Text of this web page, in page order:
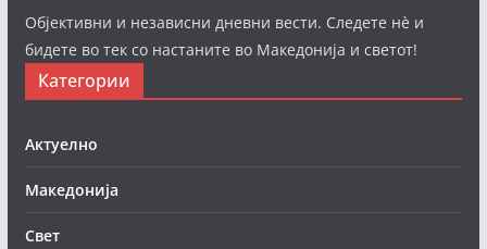
Објективни и независни дневни вести. Следете нè и
бидете во тек со настаните во Македонија и светот!
Категории
Актуелно
Македонија
Свет